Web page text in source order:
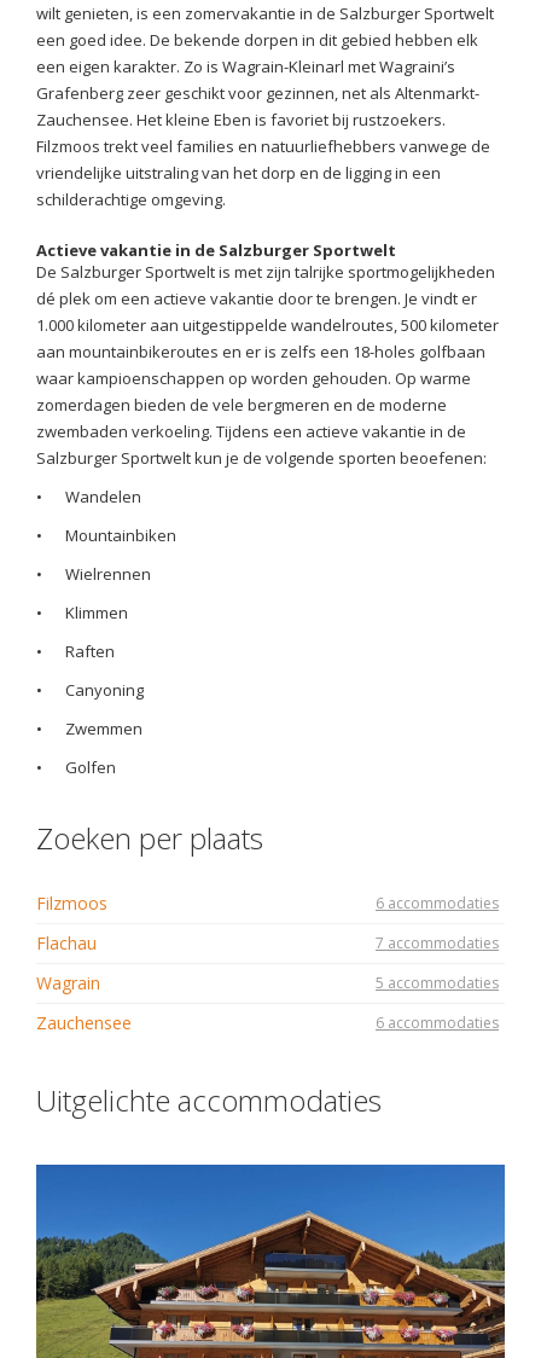
wilt genieten, is een zomervakantie in de Salzburger Sportwelt
een goed idee. De bekende dorpen in dit gebied hebben elk
een eigen karakter. Zo is Wagrain-Kleinarl met Wagraini’s
Grafenberg zeer geschikt voor gezinnen, net als Altenmarkt-
Zauchensee. Het kleine Eben is favoriet bij rustzoekers.
Filzmoos trekt veel families en natuurliefhebbers vanwege de
vriendelijke uitstraling van het dorp en de ligging in een
schilderachtige omgeving.
Actieve vakantie in de Salzburger Sportwelt
De Salzburger Sportwelt is met zijn talrijke sportmogelijkheden
dé plek om een actieve vakantie door te brengen. Je vindt er
1.000 kilometer aan uitgestippelde wandelroutes, 500 kilometer
aan mountainbikeroutes en er is zelfs een 18-holes golfbaan
waar kampioenschappen op worden gehouden. Op warme
zomerdagen bieden de vele bergmeren en de moderne
zwembaden verkoeling. Tijdens een actieve vakantie in de
Salzburger Sportwelt kun je de volgende sporten beoefenen:
•
Wandelen
•
Mountainbiken
•
Wielrennen
•
Klimmen
•
Raften
•
Canyoning
•
Zwemmen
•
Golfen
Zoeken per plaats
Filzmoos 6 accommodaties
Flachau 7 accommodaties
Wagrain 5 accommodaties
Zauchensee 6 accommodaties
Uitgelichte accommodaties